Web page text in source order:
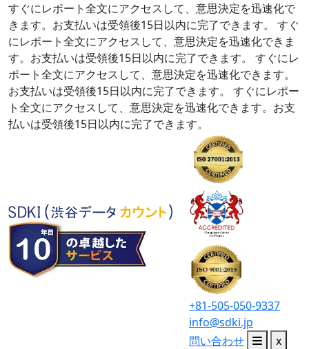
すぐにレポート全文にアクセスして、意思決定を迅速化で
きます。お支払いは受領後15日以内に完了できます。
すぐ
にレポート全文にアクセスして、意思決定を迅速化できま
す。お支払いは受領後15日以内に完了できます。
すぐにレ
ポート全文にアクセスして、意思決定を迅速化できます。
お支払いは受領後15日以内に完了できます。
すぐにレポー
ト全文にアクセスして、意思決定を迅速化できます。お支
払いは受領後15日以内に完了できます。
+81-505-050-9337
info@sdki.jp
問い合わせ
x